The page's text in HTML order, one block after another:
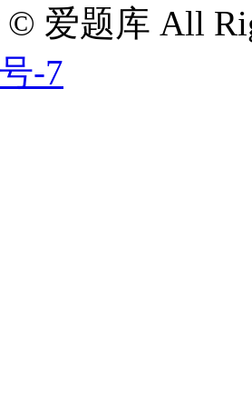
© 爱题库 All
-7